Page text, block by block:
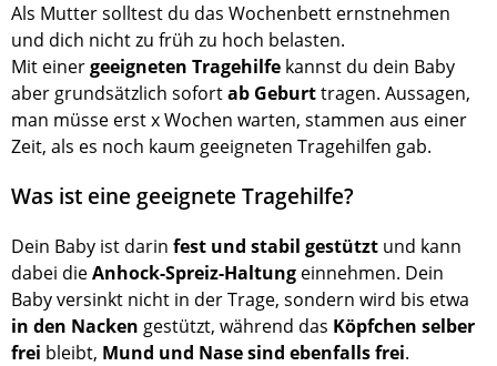
Als Mutter solltest du das Wochenbett ernstnehmen
und dich nicht zu früh zu hoch belasten.
Mit einergeeigneten Tragehilfe kannst du dein Baby
aber grundsätzlich sofortab Geburttragen. Aussagen,
man müsse erst x Wochen warten, stammen aus einer
Zeit, als es noch kaum geeigneten Tragehilfen gab.
Was ist eine geeignete Tragehilfe?
Dein Baby ist darin fest und stabil gestützt und kann
dabei dieAnhock-Spreiz-Haltung einnehmen. Dein
Baby versinkt nicht in der Trage, sondern wird bis etwa
in den Nacken gestützt, während das Köpfchen selber
frei bleibt, Mund und Nase sind ebenfalls frei.